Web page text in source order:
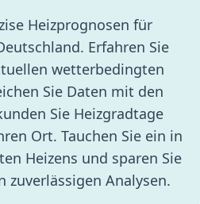
Heizprognosen für
Erfahren Sie
wetterbedingten
Sie Daten mit den
Sie Heizgradtage
Ort. Tauchen Sie ein in
Heizens und sparen Sie
zuverlässigen Analysen.